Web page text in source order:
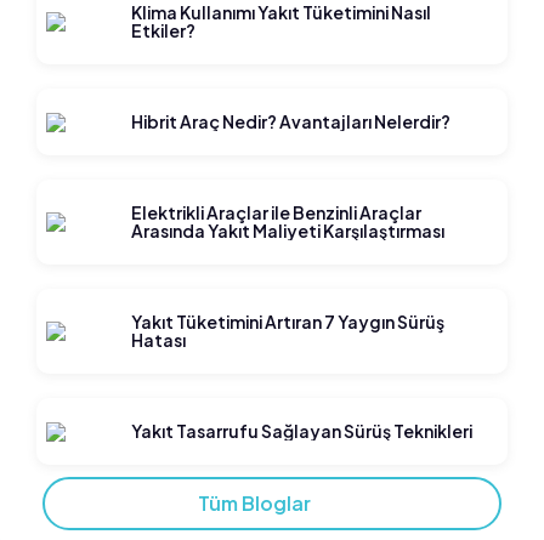
Klima Kullanımı Yakıt Tüketimini Nasıl
Etkiler?
Hibrit Araç Nedir? Avantajları Nelerdir?
Elektrikli Araçlar ile Benzinli Araçlar
Arasında Yakıt Maliyeti Karşılaştırması
Yakıt Tüketimini Artıran 7 Yaygın Sürüş
Hatası
Yakıt Tasarrufu Sağlayan Sürüş Teknikleri
Tüm Bloglar